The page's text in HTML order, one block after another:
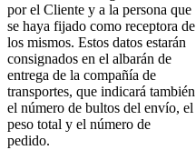
por el Cliente y a la persona que
se haya fijado como receptora de
los mismos. Estos datos estarán
consignados en el albarán de
entrega de la compañía de
transportes, que indicará también
el número de bultos del envío, el
peso total y el número de
pedido.